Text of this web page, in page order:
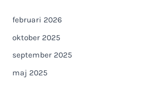
februari 2026
oktober 2025
september 2025
maj 2025